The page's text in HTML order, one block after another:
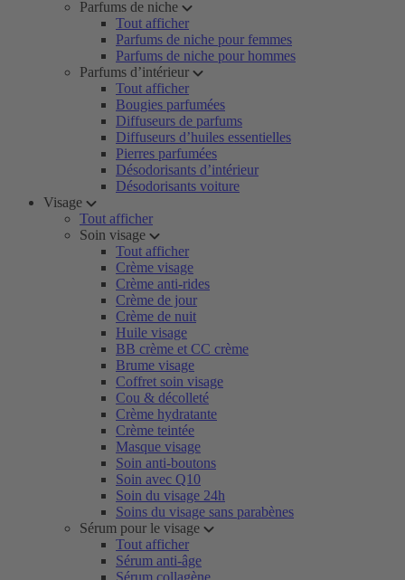
Parfums de niche
Tout afficher
Parfums de niche pour femmes
Parfums de niche pour hommes
Parfums d’intérieur
Tout afficher
Bougies parfumées
Diffuseurs de parfums
Diffuseurs d’huiles essentielles
Pierres parfumées
Désodorisants d’intérieur
Désodorisants voiture
Visage
Tout afficher
Soin visage
Tout afficher
Crème visage
Crème anti-rides
Crème de jour
Crème de nuit
Huile visage
BB crème et CC crème
Brume visage
Coffret soin visage
Cou & décolleté
Crème hydratante
Crème teintée
Masque visage
Soin anti-boutons
Soin avec Q10
Soin du visage 24h
Soins du visage sans parabènes
Sérum pour le visage
Tout afficher
Sérum anti-âge
Sérum collagène